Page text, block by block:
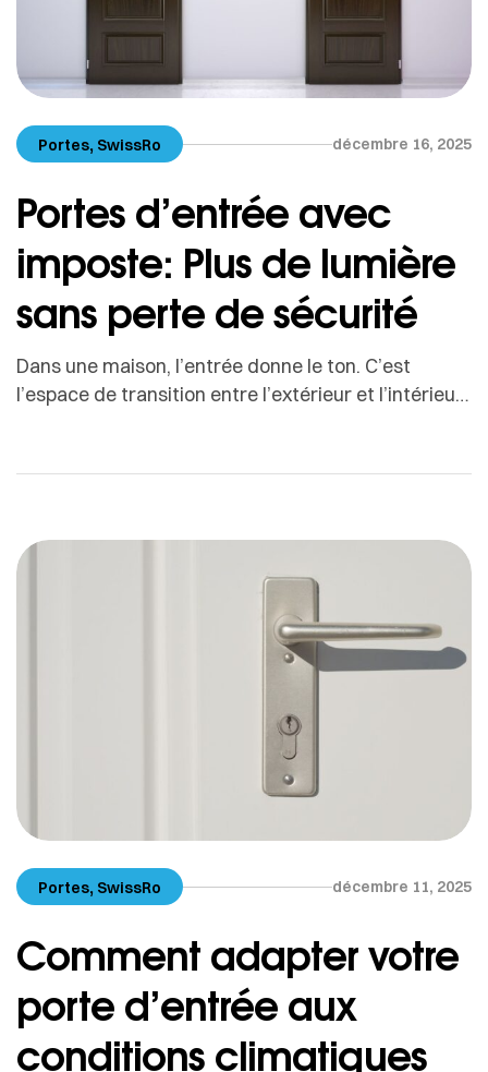
Portes, SwissRo décembre 16, 2025
Portes d’entrée avec
imposte: Plus de lumière
sans perte de sécurité
Dans une maison, l’entrée donne le ton. C’est
l’espace de transition entre l’extérieur et l’intérieur,
contraire, le manque de lumière.Beaucoup
étroits, absence de fenêtre, orientation nord,
architecture compacte. Pourtant, il existe […]
Portes, SwissRo décembre 11, 2025
Comment adapter votre
porte d’entrée aux
conditions climatiques